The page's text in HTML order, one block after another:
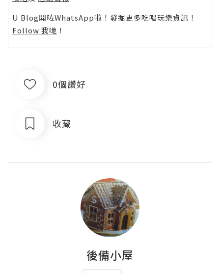
U Blog開咗WhatsApp啦！發掘更多吃喝玩樂資訊！
Follow 我哋 ！
0個讚好
收藏
後備小屋